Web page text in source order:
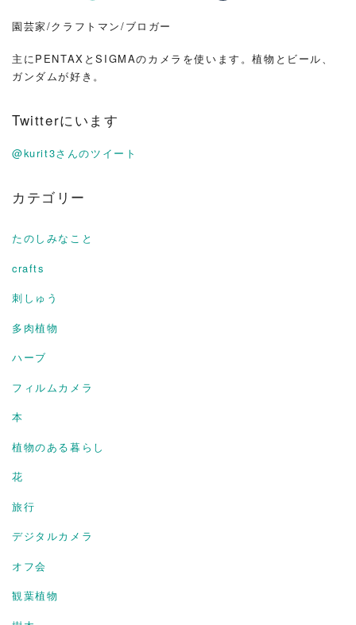
園芸家/クラフトマン/ブロガー
主にPENTAXとSIGMAのカメラを使います。植物とビール、
ガンダムが好き。
Twitterにいます
@kurit3さんのツイート
カテゴリー
たのしみなこと
crafts
刺しゅう
多肉植物
ハーブ
フィルムカメラ
本
植物のある暮らし
花
旅行
デジタルカメラ
オフ会
観葉植物